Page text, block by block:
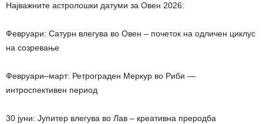
Најважните астролошки датуми за Овен 2026:
Февруари: Сатурн влегува во Овен – почеток на одличен циклус
на созревање
Февруари–март: Ретрограден Меркур во Риби —
интроспективен период
30 јуни: Јупитер влегува во Лав – креативна преродба